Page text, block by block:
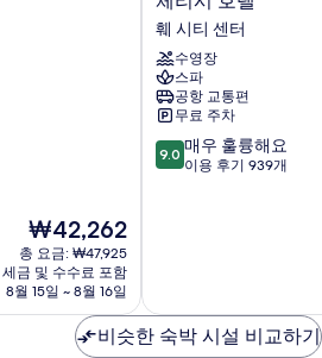
현
재
요
금
₩42,262
₩42,262
총 요금: ₩47,925
세금 및 수수료 포함
8월 15일 ~ 8월 16일
리
시
호
텔
훼
시
티
센
훼 시티 센터
수영장
스파
공항 교통편
무료 주차
10
점
우
훌
9.0 매우 훌륭해요
이용 후기 939개
비슷한 숙박 시설 비교하기